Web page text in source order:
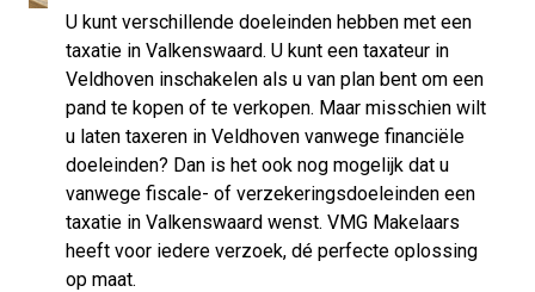
U kunt verschillende doeleinden hebben met een
taxatie in Valkenswaard. U kunt een taxateur in
Veldhoven inschakelen als u van plan bent om een
pand te kopen of te verkopen. Maar misschien wilt
u laten taxeren in Veldhoven vanwege financiële
doeleinden? Dan is het ook nog mogelijk dat u
vanwege fiscale- of verzekeringsdoeleinden een
taxatie in Valkenswaard wenst. VMG Makelaars
heeft voor iedere verzoek, dé perfecte oplossing
op maat.